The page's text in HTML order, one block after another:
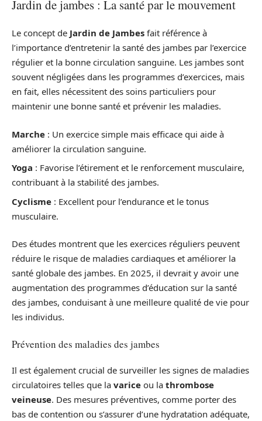
Jardin de jambes : La santé par le mouvement
Le concept de Jardin de Jambes fait référence à
l’importance d’entretenir la santé des jambes par l’exercice
régulier et la bonne circulation sanguine. Les jambes sont
souvent négligées dans les programmes d’exercices, mais
en fait, elles nécessitent des soins particuliers pour
maintenir une bonne santé et prévenir les maladies.
Marche : Un exercice simple mais efficace qui aide à
améliorer la circulation sanguine.
Yoga : Favorise l’étirement et le renforcement musculaire,
contribuant à la stabilité des jambes.
Cyclisme : Excellent pour l’endurance et le tonus
musculaire.
Des études montrent que les exercices réguliers peuvent
réduire le risque de maladies cardiaques et améliorer la
santé globale des jambes. En 2025, il devrait y avoir une
augmentation des programmes d’éducation sur la santé
des jambes, conduisant à une meilleure qualité de vie pour
les individus.
Prévention des maladies des jambes
Il est également crucial de surveiller les signes de maladies
circulatoires telles que la varice ou la thrombose
veineuse. Des mesures préventives, comme porter des
bas de contention ou s’assurer d’une hydratation adéquate,